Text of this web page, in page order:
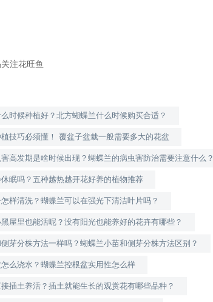
注花旺鱼
时候种植好？北方蝴蝶兰什么时候购买合适？
技巧必须懂！ 覆盆子盆栽一般需要多大的花盆
高发期是啥时候出现？蝴蝶兰的病虫害防治需要注意什么？
眠吗？五种越热越开花好养的植物推荐
样清洗？蝴蝶兰可以在强光下清洁叶片吗？
屋里也能活呢？没有阳光也能养好的花卉有哪些？
芽分株方法一样吗？蝴蝶兰小苗和侧芽分株方法区别？
么浇水？蝴蝶兰控根盆实用性怎么样
插土养活？插土就能生长的观赏花有哪些品种？